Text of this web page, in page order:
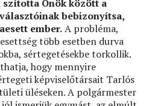
szította Önök között a
bebizonyítsa,
ember.A probléma,
több esetben durva
sértegetésekbe torkollik.
hogy mennyire
képviselőtársait Tarlós
üléseken. A polgármester